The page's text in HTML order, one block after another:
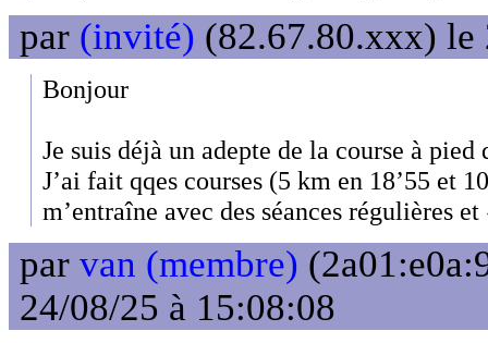
par (invité) (82.67.80.xxx) le
Bonjour
Je suis déjà un adepte de la course à
J’ai fait qqes courses (5 km en 18’55 et
m’entraîne avec des séances régulières
par van (membre)
24/08/25 à 15:08:08